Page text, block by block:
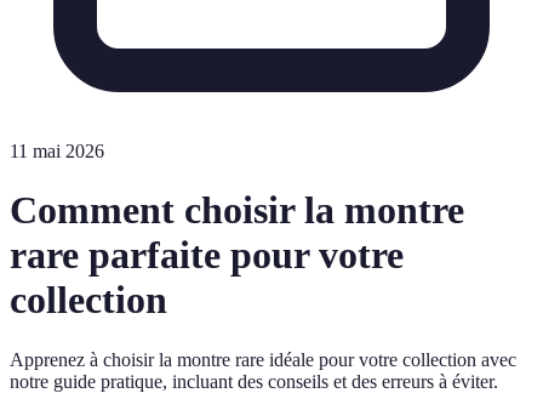
11 mai 2026
Comment choisir la montre
rare parfaite pour votre
collection
Apprenez à choisir la montre rare idéale pour votre collection avec
notre guide pratique, incluant des conseils et des erreurs à éviter.